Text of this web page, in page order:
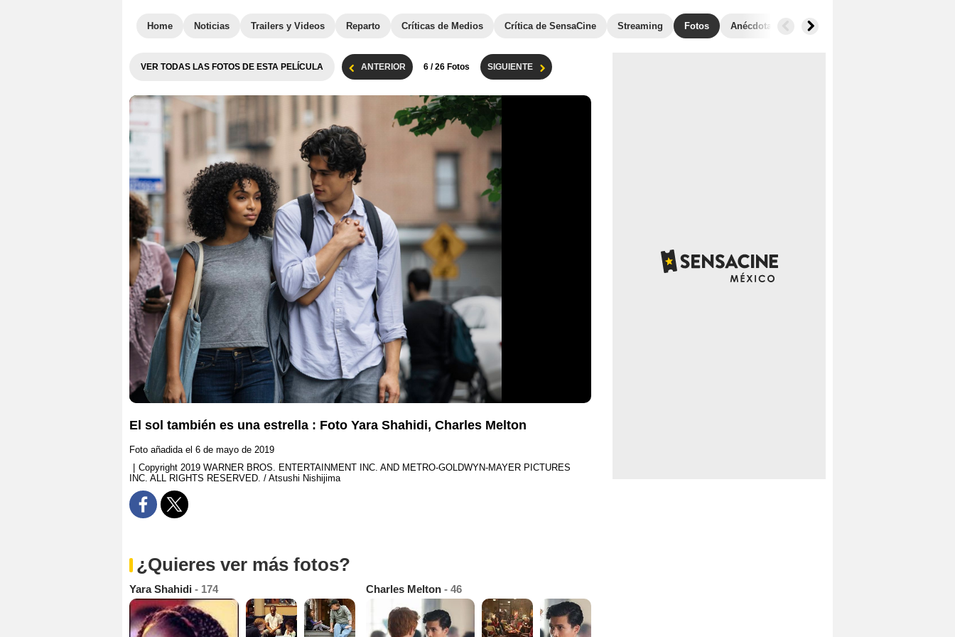
Home Noticias Trailers y Videos Reparto Críticas de Medios Crítica de SensaCine Streaming Fotos Anécdotas Taquilla
VER TODAS LAS FOTOS DE ESTA PELÍCULA ANTERIOR 6 / 26 Fotos SIGUIENTE
El sol también es una estrella : Foto Yara Shahidi, Charles Melton
Foto añadida el 6 de mayo de 2019
Copyright 2019 WARNER BROS. ENTERTAINMENT INC. AND METRO-GOLDWYN-MAYER PICTURES
INC. ALL RIGHTS RESERVED. / Atsushi Nishijima
¿Quieres ver más fotos?
Yara Shahidi - 174 Charles Melton - 46